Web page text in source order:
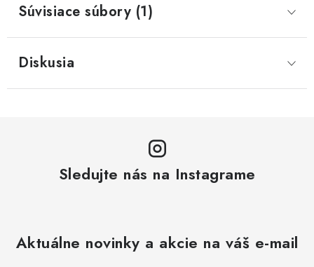
Súvisiace súbory (1)
Diskusia
Sledujte nás na Instagrame
Aktuálne novinky a akcie na váš e-mail